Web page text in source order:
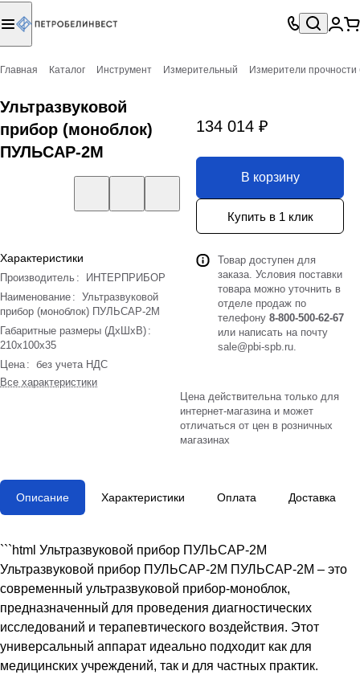
Главная Каталог Инструмент Измерительный Измерители прочности
Ультразвуковой
прибор (моноблок)
ПУЛЬСАР-2М
Характеристики
Производитель :
ИНТЕРПРИБОР
Наименование : Ультразвуковой
прибор (моноблок) ПУЛЬСАР-2М
Габаритные размеры (ДхШхВ) :
210х100х35
Цена : без учета НДС
Все характеристики
134 014 ₽
В корзину
Купить в 1 клик
Товар доступен для
заказа. Условия поставки
товара можно уточнить в
отделе продаж по
телефону 8-800-500-62-67
или написать на почту
sale@pbi-spb.ru.
Цена действительна только для
интернет-магазина и может
отличаться от цен в розничных
магазинах
Описание Характеристики Оплата Доставка
```html Ультразвуковой прибор ПУЛЬСАР-2М
Ультразвуковой прибор ПУЛЬСАР-2М ПУЛЬСАР-2М – это
современный ультразвуковой прибор-моноблок,
предназначенный для проведения диагностических
исследований и терапевтического воздействия. Этот
универсальный аппарат идеально подходит как для
медицинских учреждений, так и для частных практик.